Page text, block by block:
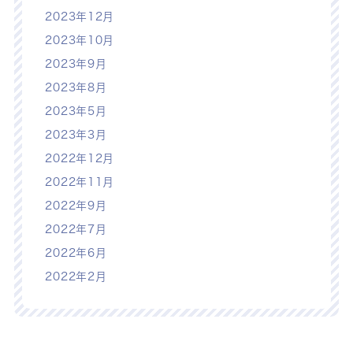
2023年12月
2023年10月
2023年9月
2023年8月
2023年5月
2023年3月
2022年12月
2022年11月
2022年9月
2022年7月
2022年6月
2022年2月